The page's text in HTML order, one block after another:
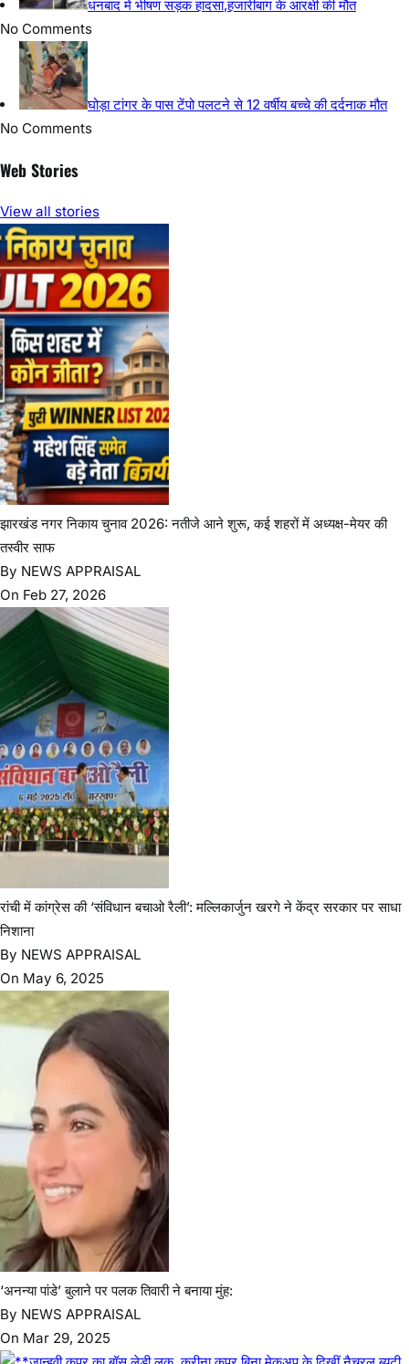
बेरमो विधानसभा में मतदाता सूची पुनरीक्षण 2026 पर बैठक,
कार्यक्रम घोषित
Post
Post
Recent posts
Latehar News:विश्व आदिवासी दिवस पर नीलाम्बर-पीताम्बर की प्रतिमा पर
श्रद्धांजलि August 9, 2026
मतदाता सूची के विशेष गहन पुनरीक्षण को लेकर जिला निर्वाचन पदाधिकारी-
सह-उपायुक्त ने विशेष कैंप का किया निरीक्षण
जेपीएससी-जेएसएससी आंदोलन को मिला कलाकारों का समर्थन,पीयूष मिश्रा
पहुंचे रांची
August 8, 2026
आदिवासी महोत्सव-2026 को लेकर डीसी ने मोरहाबादी मैदान का किया
निरीक्षण, सुरक्षा व्यवस्था के दिए निर्देश
बेरमो विधानसभा में मतदाता सूची पुनरीक्षण 2026 पर बैठक, कार्यक्रम घोषित
August 8, 2026
“अपनी खबर भेजें”
About Us
Business
Contact us
DISCLAIMER
E PEPAR
Home
my-reward
Pin Posts
Privacy Policy
Privacy Policy
Reporter Dashboard
Terms & Conditions
वेब स्टोरीज
Latehar News:विश्व आदिवासी दिवस पर नीलाम्बर-पीताम्बर की प्रतिमा पर
श्रद्धांजलि
मतदाता सूची के विशेष गहन पुनरीक्षण को लेकर जिला निर्वाचन पदाधिकारी-सह-
उपायुक्त ने विशेष कैंप का किया निरीक्षण
जेपीएससी-जेएसएससी आंदोलन को मिला कलाकारों का समर्थन,पीयूष मिश्रा पहुंचे
रांची
आदिवासी महोत्सव-2026 को लेकर डीसी ने मोरहाबादी मैदान का किया निरीक्षण,